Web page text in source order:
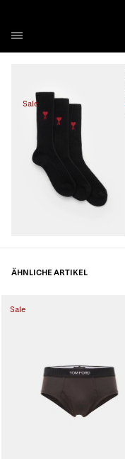
Sale
ÄHNLICHE ARTIKEL
Sale